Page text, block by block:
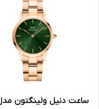
ساعت دنیل ولینگتون